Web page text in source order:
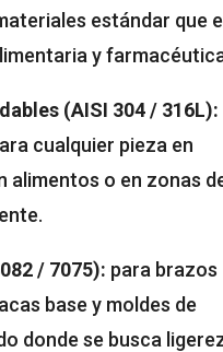
estándar que
y
(AISI 304 / 316L):
cualquier pieza en
alimentos o en zonas
/ 7075): para brazos
base y moldes de
donde se busca